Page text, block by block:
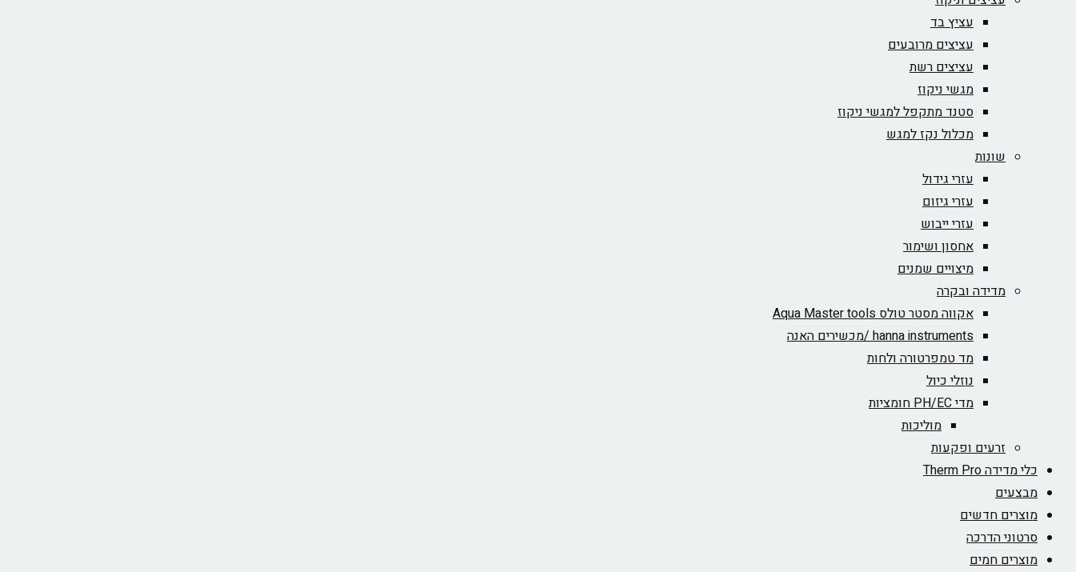
עציץ בד
עציצים מרובעים
עציצים רשת
מגשי ניקוז
סטנד מתקפל למגשי ניקוז
מכלול נקז למגש
שונות
עזרי גידול
עזרי גיזום
עזרי ייבוש
אחסון ושימור
מיצויים שמנים
מדידה ובקרה
אקווה מסטר טולס Aqua Master tools
hanna instruments /מכשירים האנה
מד טמפרטורה ולחות
נוזלי כיול
מדי PH/EC חומציות
מוליכות
זרעים ופקעות
כלי מדידה Therm Pro
מבצעים
מוצרים חדשים
סרטוני הדרכה
מוצרים חמים